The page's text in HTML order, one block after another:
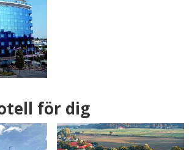
för dig